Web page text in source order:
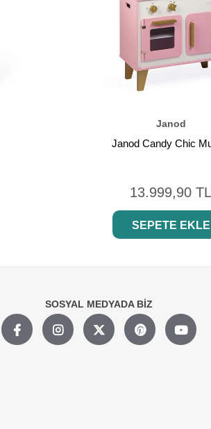
Janod
Janod Candy Chic
13.999,90 TL
SEPETE EKLE
SOSYAL MEDYADA BİZ